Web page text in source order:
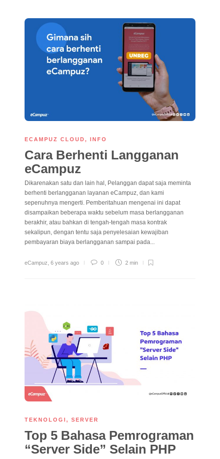
ECAMPUZ CLOUD, INFO
Cara Berhenti Langganan
eCampuz
Dikarenakan satu dan lain hal, Pelanggan dapat saja meminta
berhenti berlangganan layanan eCampuz, dan kami
sepenuhnya mengerti. Pemberitahuan mengenai ini dapat
disampaikan beberapa waktu sebelum masa berlangganan
berakhir, atau bahkan di tengah-tengah masa kontrak
sekalipun, dengan tentu saja penyelesaian kewajiban
pembayaran biaya berlangganan sampai pada...
eCampuz 6 years ago 0 2 min
TEKNOLOGI, SERVER
Top 5 Bahasa Pemrograman
“Server Side” Selain PHP